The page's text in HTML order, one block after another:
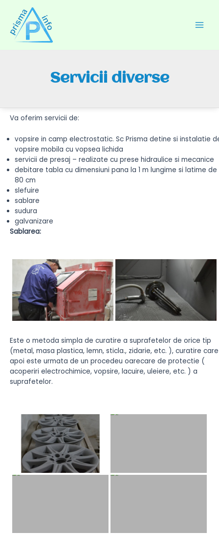
content
Servicii diverse
Va oferim servicii de:
vopsire in camp electrostatic. Sc Prisma detine si instalatie
vopsire mobila cu vopsea lichida
servicii de presaj – realizate cu prese hidraulice si mecanice
debitare tabla cu dimensiuni pana la 1 m lungime si latime de
80 cm
slefuire
sablare
sudura
galvanizare
Sablarea:
Este o metoda simpla de curatire a suprafetelor de orice tip
(metal, masa plastica, lemn, sticla., zidarie, etc. ), curatire care
apoi este urmata de un procedeu oarecare de protectie (
acoperiri electrochimice, vopsire, lacuire, uleiere, etc. ) a
suprafetelor.